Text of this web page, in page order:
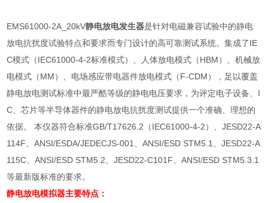
EMS61000-2A_20kV静电放电发生器是针对电磁兼容试验中的静电
放电抗扰度试验特点和要求而专门设计的高可靠测试系统。集成了IE
C模式（IEC61000-4-2标准模式）、人体放电模式（HBM）、机械放
电模式（MM）、电场感应带电器件放电模式（F-CDM），足以覆盖
静电放电测试标准中最严酷等级的静电电压要求，为评定电子设备、 I
C 、芯片等半导体器件的静电放电抗扰度测试提供一个准确、理想的
依据。 本仪器符合标准GB/T17626.2 （IEC61000-4-2）、JESD22-A
114F 、ANSI/ESDA/JEDECJS-001 、ANSI/ESD STM5.1 、JESD22-A
115C 、ANSI/ESD STM5.2 、JESD22-C101F 、ANSI/ESD STM5.3.1
等最新版标准的要求。
静电放电模拟器主要特点：